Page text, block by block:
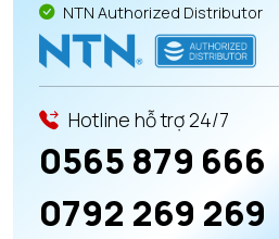
NTN Authorized Distributor
Hotline hỗ trợ 24/7
0565 879 666
0792 269 269